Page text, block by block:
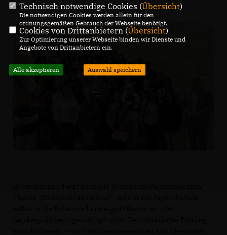
Technisch notwendige Cookies (Übersicht)
Die notwendigen Cookies werden allein für den
ordnungsgemäßen Gebrauch der Webseite benötigt.
Cookies von Drittanbietern (Übersicht)
Zur Optimierung unserer Webseite binden wir Dienste und
Angebote von Drittanbietern ein.
Alle akzeptieren Auswahl speichern